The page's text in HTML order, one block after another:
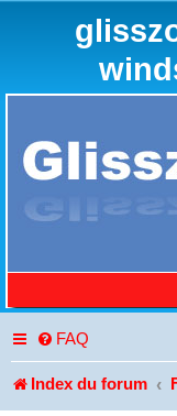
FAQ
Index du forum